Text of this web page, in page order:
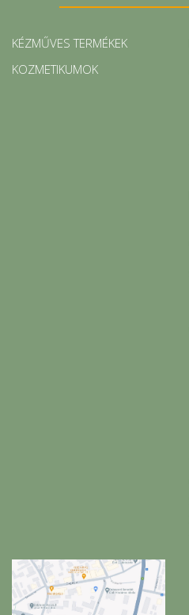
KÉZMŰVES TERMÉKEK
KOZMETIKUMOK